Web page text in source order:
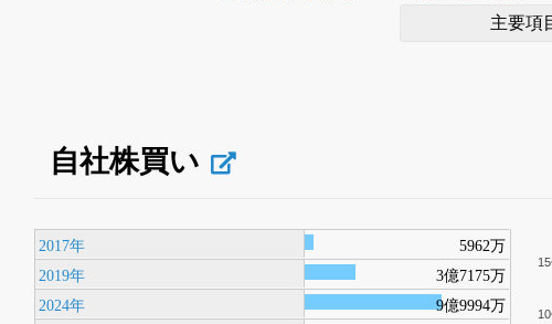
主要項
自社株買い
2017年
5962万
2019年
3億7175万
2024年
9億9994万